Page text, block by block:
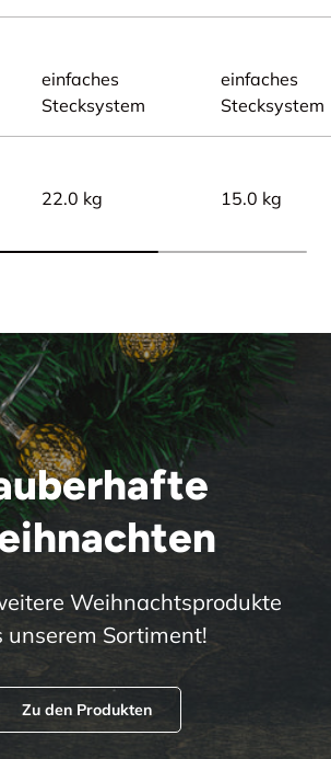
einfaches
Stecksystem
einfaches
Stecksystem
22.0 kg 15.0 kg
Weihnachtsprodukte
unserem Sortiment!
Zu den Produkten